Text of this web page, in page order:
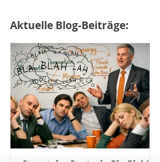
Aktuelle Blog-Beiträge: